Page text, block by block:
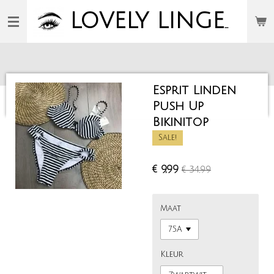
direct
LOVELYLINGERIE
Esprit Linden
Push Up
Bikinitop
Sale!
€ 9,99 € 34,99
Maat
Kleur